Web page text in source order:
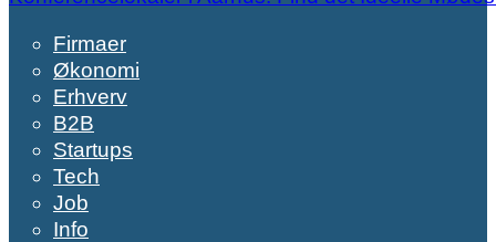
Firmaer
Økonomi
Erhverv
B2B
Startups
Tech
Job
Info